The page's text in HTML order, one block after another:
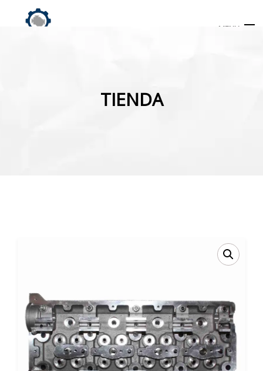
MENU
TIENDA